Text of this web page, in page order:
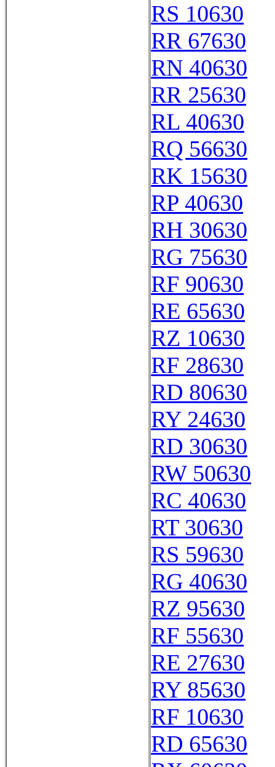
RS 10630
RR 67630
RN 40630
RR 25630
RL 40630
RQ 56630
RK 15630
RP 40630
RH 30630
RG 75630
RF 90630
RE 65630
RZ 10630
RF 28630
RD 80630
RY 24630
RD 30630
RW 50630
RC 40630
RT 30630
RS 59630
RG 40630
RZ 95630
RF 55630
RE 27630
RY 85630
RF 10630
RD 65630